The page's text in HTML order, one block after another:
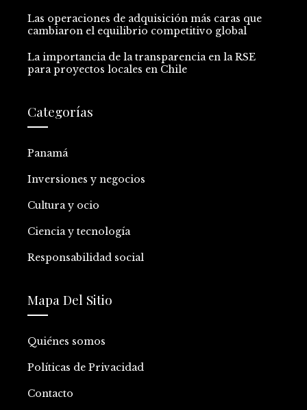
Las operaciones de adquisición más caras que
cambiaron el equilibrio competitivo global
La importancia de la transparencia en la RSE
para proyectos locales en Chile
Categorías
Panamá
Inversiones y negocios
Cultura y ocio
Ciencia y tecnología
Responsabilidad social
Mapa Del Sitio
Quiénes somos
Políticas de Privacidad
Contacto